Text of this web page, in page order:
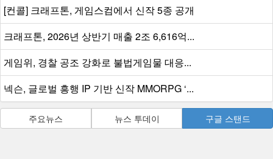
[컨콜] 크래프톤, 게임스컴에서 신작 5종 공개
크래프톤, 2026년 상반기 매출 2조 6,616억...
게임위, 경찰 공조 강화로 불법게임물 대응...
넥슨, 글로벌 흥행 IP 기반 신작 MMORPG ‘...
주요뉴스 뉴스 투데이 구글 스탠드